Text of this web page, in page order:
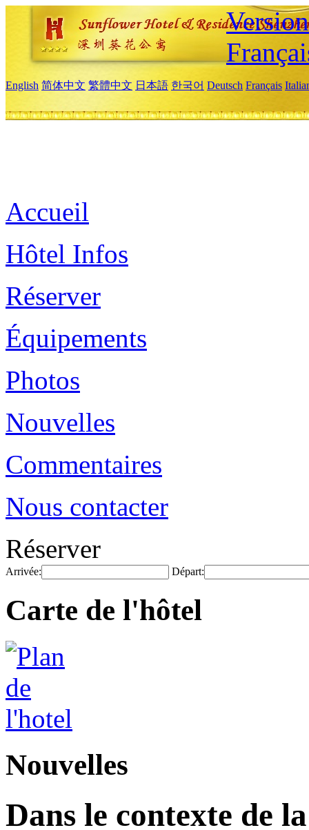
English 简体中文 繁體中文 日本語 한국어 Deutsch Français
Accueil
Hôtel Infos
Réserver
Équipements
Photos
Nouvelles
Commentaires
Nous contacter
Réserver
Arrivée: Départ:
Carte de l'hôtel
Nouvelles
Dans le contexte de